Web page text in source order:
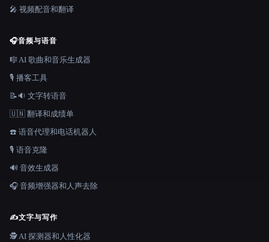
🎤 视频配音和翻译
🎧音频与语音
🎼 AI 歌曲和音乐生成器
🎙️ 播客工具
📝🔉 文字转语音
🇺🇳 翻译和成绩单
☎️ 语音代理和电话机器人
🎙️ 语音克隆
🔊 音效生成器
🎧 音频增强器和人声去除
✍️文字与写作
🕵️ AI 探测器和人性化器